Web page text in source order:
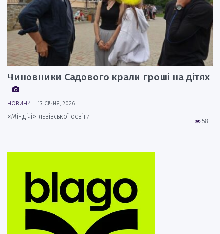
Чиновники Садового крали гроші на дітях
НОВИНИ 13 СІЧНЯ, 2026
58
«Міндічі» львівської освіти